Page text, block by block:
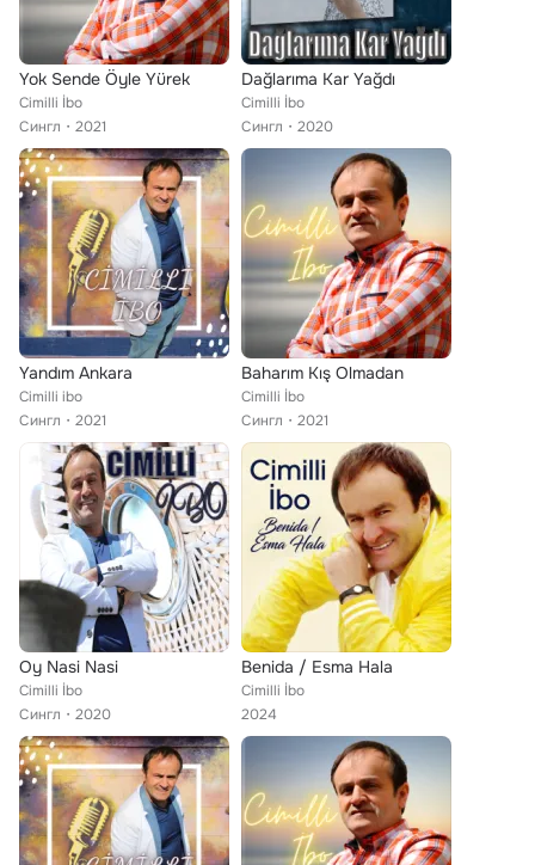
Yok Sende Öyle Yürek
Cimilli İbo
Сингл
2021
Dağlarıma Kar Yağdı
Cimilli İbo
Сингл
2020
Yandım Ankara
Cimilli ibo
Сингл
2021
Baharım Kış Olmadan
Cimilli İbo
Сингл
2021
Oy Nasi Nasi
Cimilli İbo
Сингл
2020
Benida / Esma Hala
Cimilli İbo
2024